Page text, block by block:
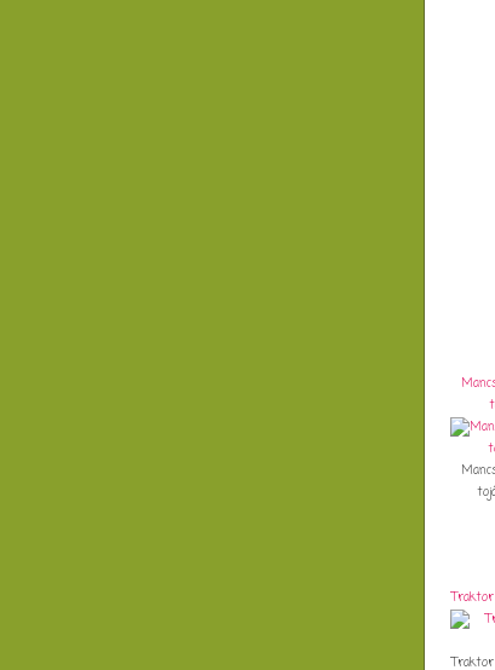
Traktor
Traktor